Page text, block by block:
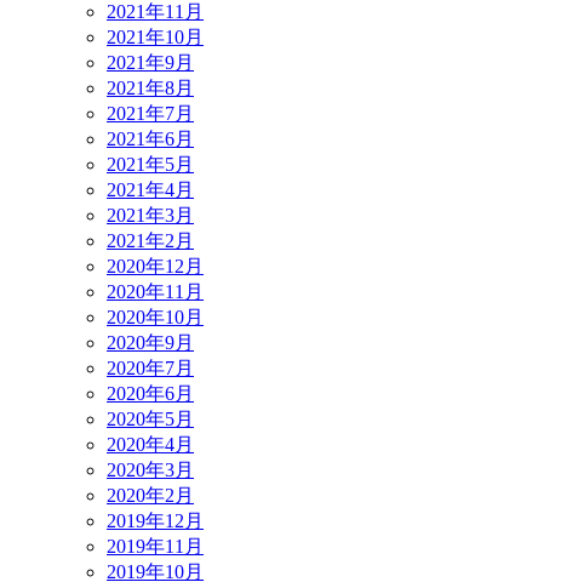
2021年11月
2021年10月
2021年9月
2021年8月
2021年7月
2021年6月
2021年5月
2021年4月
2021年3月
2021年2月
2020年12月
2020年11月
2020年10月
2020年9月
2020年7月
2020年6月
2020年5月
2020年4月
2020年3月
2020年2月
2019年12月
2019年11月
2019年10月